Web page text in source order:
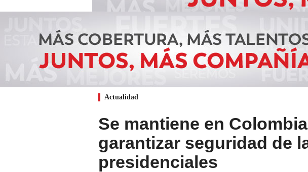
Actualidad
Se mantiene en
garantizar seguridad de
presidenciales